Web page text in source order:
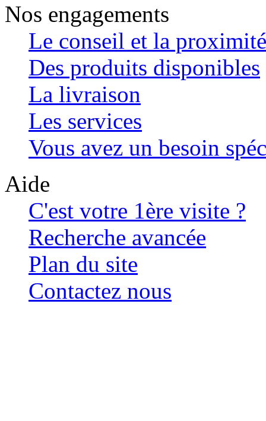
Nos engagements
Le conseil et la proximité
Des produits disponibles
La livraison
Les services
Vous avez un besoin
Aide
C'est votre 1ère visite ?
Recherche avancée
Plan du site
Contactez nous